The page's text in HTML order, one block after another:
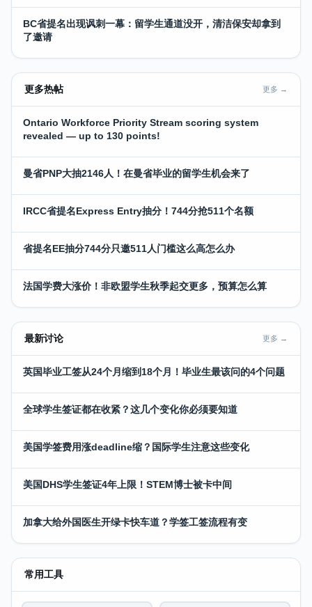
BC省提名出现讽刺一幕：留学生通道没开，清洁保安却拿到
了邀请
更多热帖 更多 →
Ontario Workforce Priority Stream scoring system
revealed — up to 130 points!
曼省PNP大抽2146人！在曼省毕业的留学生机会来了
IRCC省提名Express Entry抽分！744分抢511个名额
省提名EE抽分744分只邀511人门槛这么高怎么办
法国学费大涨价！非欧盟学生秋季起交更多，预算怎么算
最新讨论 更多 →
英国毕业工签从24个月缩到18个月！毕业生最该问的4个问题
全球学生签证都在收紧？这几个变化你必须要知道
美国学签费用涨deadline缩？国际学生注意这些变化
美国DHS学生签证4年上限！STEM博士被卡中间
加拿大给外国医生开绿卡快车道？学签工签流程有变
常用工具